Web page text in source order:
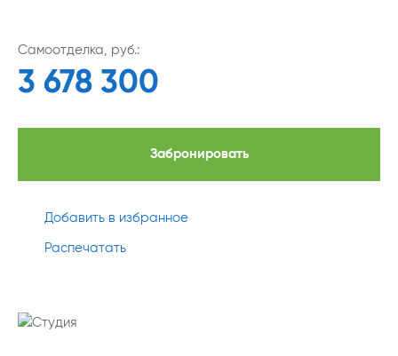
Самоотделка, руб.:
3 678 300
Забронировать
Добавить в избранное
Распечатать